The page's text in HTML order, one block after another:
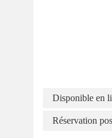
Disponible en
Réservation